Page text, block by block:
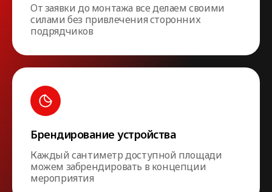
От заявки до монтажа все делаем своими
силами без привлечения сторонних
подрядчиков
Брендирование устройства
Каждый сантиметр доступной площади
можем забрендировать в концепции
мероприятия